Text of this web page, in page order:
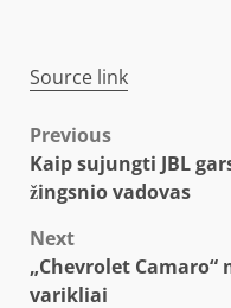
Source link
Post
navigation
Previous
Kaip sujungti JBL
žingsnio vadovas
Next
„Chevrolet
varikliai